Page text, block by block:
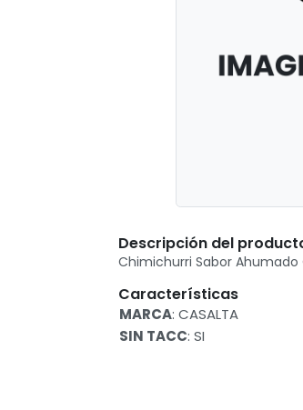
Descripción del
Chimichurri Sabor Ahumado
Características
MARCA: CASALTA
SIN TACC: SI